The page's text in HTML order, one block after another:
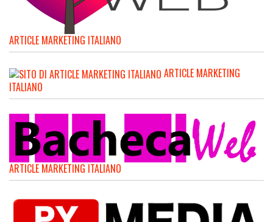
ARTICLE MARKETING ITALIANO
ARTICLE MARKETING
ITALIANO
ARTICLE MARKETING ITALIANO